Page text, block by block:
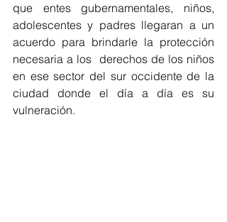
que entes gubernamentales, niños,
adolescentes y padres llegaran a un
acuerdo para brindarle la protección
necesaria a los  derechos de los niños
en ese sector del sur occidente de la
ciudad donde el día a día es su
vulneración.